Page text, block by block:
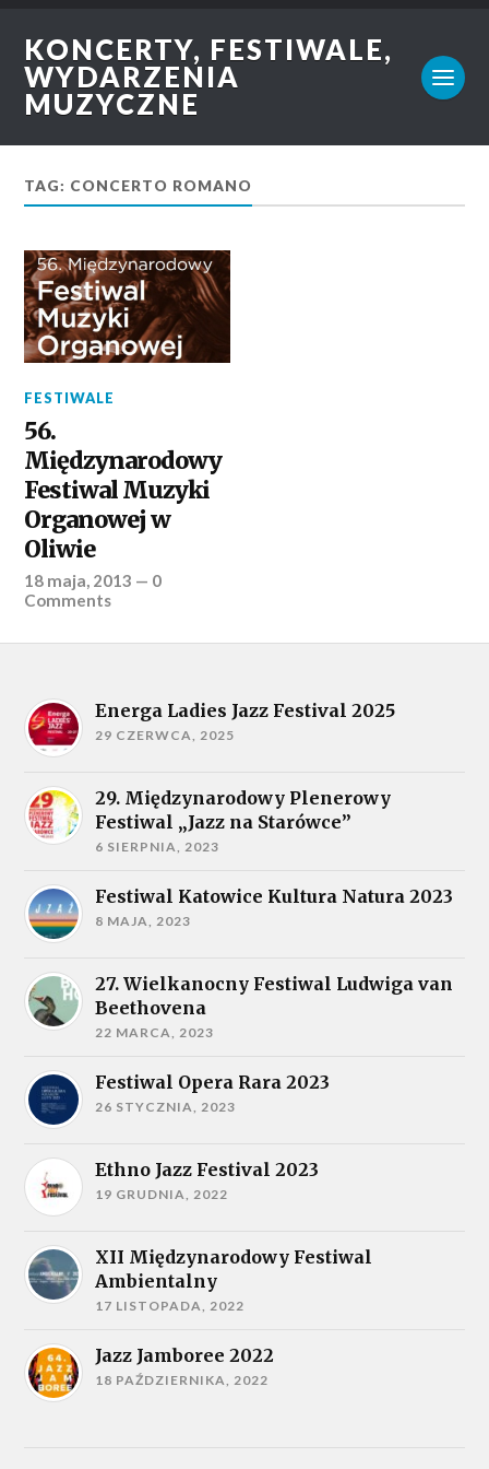
KONCERTY, FESTIWALE,
WYDARZENIA
MUZYCZNE
TAG: CONCERTO ROMANO
FESTIWALE
56.
Międzynarodowy
Festiwal Muzyki
Organowej w
Oliwie
18 maja, 2013 — 0
Comments
Energa Ladies Jazz Festival 2025
29 CZERWCA, 2025
29. Międzynarodowy Plenerowy
Festiwal „Jazz na Starówce”
6 SIERPNIA, 2023
Festiwal Katowice Kultura Natura 2023
8 MAJA, 2023
27. Wielkanocny Festiwal Ludwiga van
Beethovena
22 MARCA, 2023
Festiwal Opera Rara 2023
26 STYCZNIA, 2023
Ethno Jazz Festival 2023
19 GRUDNIA, 2022
XII Międzynarodowy Festiwal
Ambientalny
17 LISTOPADA, 2022
Jazz Jamboree 2022
18 PAŹDZIERNIKA, 2022